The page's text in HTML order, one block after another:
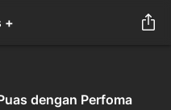
+
dengan Perfoma